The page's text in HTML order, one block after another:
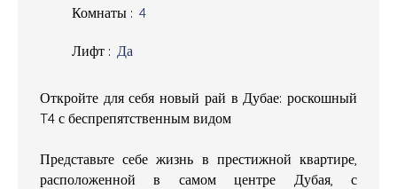
Комнаты : 4
Лифт : Да
Откройте для себя новый рай в Дубае: роскошный
T4 с беспрепятственным видом
Представьте себе жизнь в престижной квартире,
расположенной в самом центре Дубая, с